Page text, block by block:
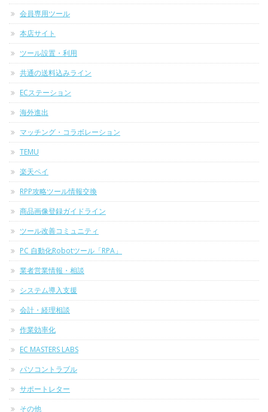
会員専用ツール
本店サイト
ツール設置・利用
共通の送料込みライン
ECステーション
海外進出
マッチング・コラボレーション
TEMU
楽天ペイ
RPP攻略ツール情報交換
商品画像登録ガイドライン
ツール改善コミュニティ
PC 自動化Robotツール「RPA」
業者営業情報・相談
システム導入支援
会計・経理相談
作業効率化
EC MASTERS LABS
パソコントラブル
サポートレター
その他